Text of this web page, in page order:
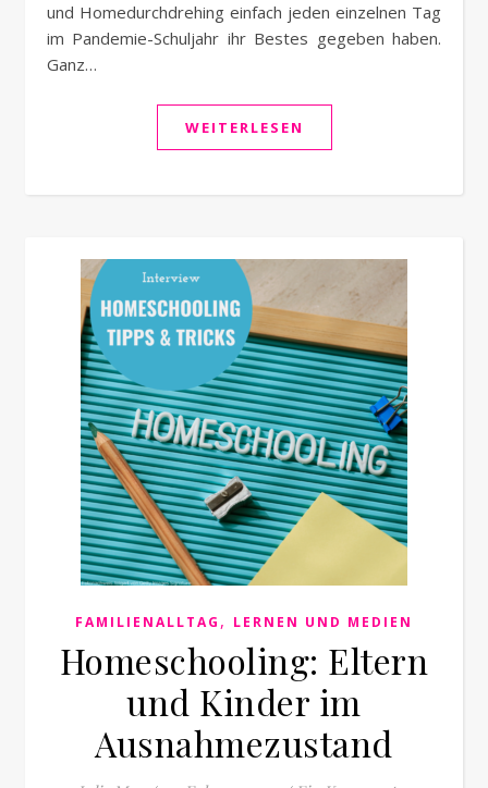
und Homedurchdrehing einfach jeden einzelnen Tag
im Pandemie-Schuljahr ihr Bestes gegeben haben.
Ganz…
WEITERLESEN
FAMILIENALLTAG , LERNEN UND MEDIEN
Homeschooling: Eltern
und Kinder im
Ausnahmezustand